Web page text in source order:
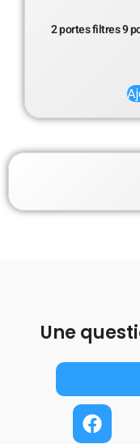
2 portes filtres 9
Une